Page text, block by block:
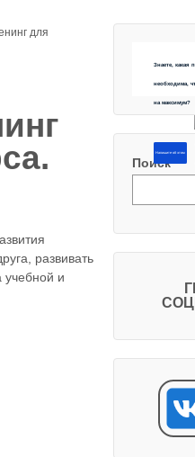
для
развивать
учебной и
Знаете, какая
необходима,
на максимум?
Напишите об этом
Поиск